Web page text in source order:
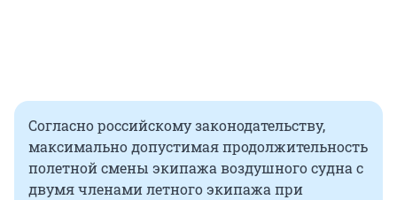
Согласно российскому законодательству,
максимально допустимая продолжительность
полетной смены экипажа воздушного судна с
двумя членами летного экипажа при